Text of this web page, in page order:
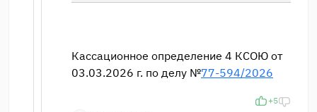
Кассационное определение 4 КСОЮ от
03.03.2026 г. по делу №77-594/2026
+5